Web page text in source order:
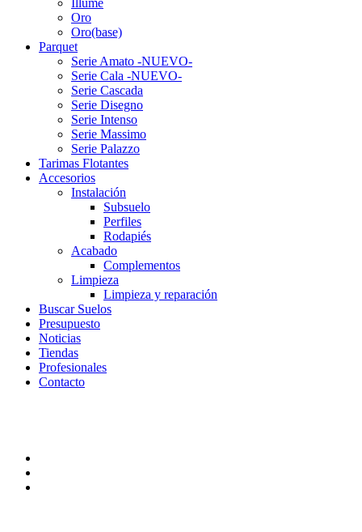
Illume
Oro
Oro(base)
Parquet
Serie Amato -NUEVO-
Serie Cala -NUEVO-
Serie Cascada
Serie Disegno
Serie Intenso
Serie Massimo
Serie Palazzo
Tarimas Flotantes
Accesorios
Instalación
Subsuelo
Perfiles
Rodapiés
Acabado
Complementos
Limpieza
Limpieza y reparación
Buscar Suelos
Presupuesto
Noticias
Tiendas
Profesionales
Contacto